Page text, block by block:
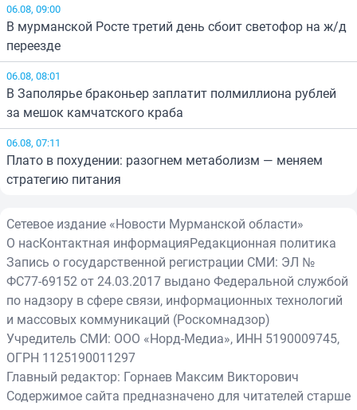
06.08, 09:00
В мурманской Росте третий день сбоит светофор на ж/д
переезде
06.08, 08:01
В Заполярье браконьер заплатит полмиллиона рублей
за мешок камчатского краба
06.08, 07:11
Плато в похудении: разогнем метаболизм — меняем
стратегию питания
Сетевое издание «Новости Мурманской области»
О насКонтактная информацияРедакционная политика
Запись о государственной регистрации СМИ: ЭЛ №
ФС77-69152 от 24.03.2017 выдано Федеральной службой
по надзору в сфере связи, информационных технологий
и массовых коммуникаций (Роскомнадзор)
Учредитель СМИ: ООО «Норд-Медиа», ИНН 5190009745,
ОГРН 1125190011297
Главный редактор: Горнаев Максим Викторович
Содержимое сайта предназначено для читателей старше